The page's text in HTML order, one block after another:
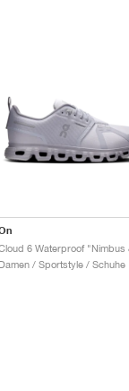
Damen / Sportstyle / Schuhe